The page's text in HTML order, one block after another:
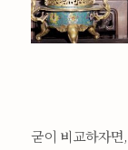
굳이 비교하자